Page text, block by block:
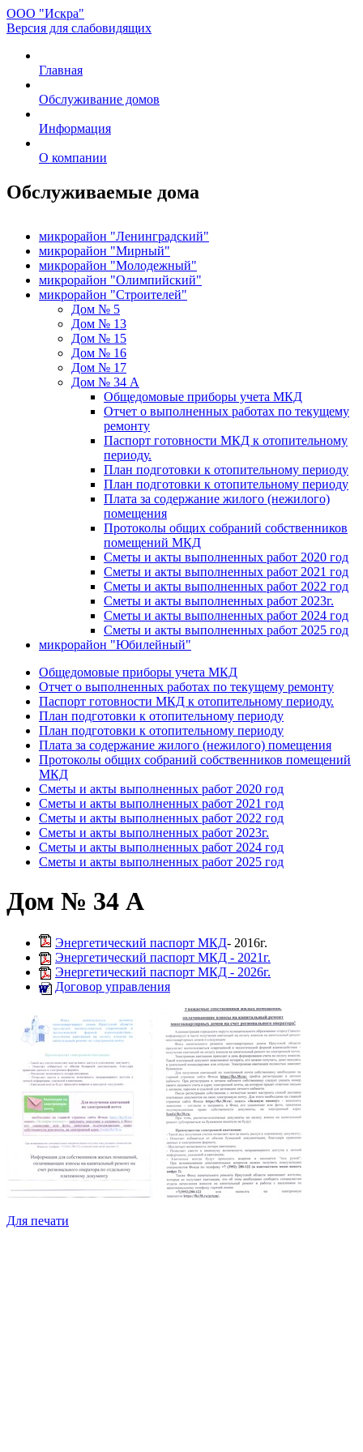
ООО "Искра"
Версия для слабовидящих
Главная
Обслуживание домов
Информация
О компании
Обслуживаемые дома
микрорайон "Ленинградский"
микрорайон "Мирный"
микрорайон "Молодежный"
микрорайон "Олимпийский"
микрорайон "Строителей"
Дом № 5
Дом № 13
Дом № 15
Дом № 16
Дом № 17
Дом № 34 А
Общедомовые приборы учета МКД
Отчет о выполненных работах по текущему
ремонту
Паспорт готовности МКД к отопительному
периоду.
План подготовки к отопительному периоду
План подготовки к отопительному периоду
Плата за содержание жилого (нежилого)
помещения
Протоколы общих собраний собственников
помещений МКД
Сметы и акты выполненных работ 2020 год
Сметы и акты выполненных работ 2021 год
Сметы и акты выполненных работ 2022 год
Сметы и акты выполненных работ 2023г.
Сметы и акты выполненных работ 2024 год
Сметы и акты выполненных работ 2025 год
микрорайон "Юбилейный"
Общедомовые приборы учета МКД
Отчет о выполненных работах по текущему ремонту
Паспорт готовности МКД к отопительному периоду.
План подготовки к отопительному периоду
План подготовки к отопительному периоду
Плата за содержание жилого (нежилого) помещения
Протоколы общих собраний собственников помещений
МКД
Сметы и акты выполненных работ 2020 год
Сметы и акты выполненных работ 2021 год
Сметы и акты выполненных работ 2022 год
Сметы и акты выполненных работ 2023г.
Сметы и акты выполненных работ 2024 год
Сметы и акты выполненных работ 2025 год
Дом № 34 А
Энергетический паспорт МКД- 2016г.
Энергетический паспорт МКД - 2021г.
Энергетический паспорт МКД - 2026г.
Договор управления
Для печати